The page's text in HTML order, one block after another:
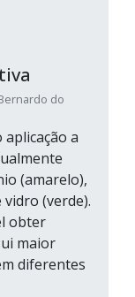
do
a
(amarelo),
(verde).
obter
maior
diferentes